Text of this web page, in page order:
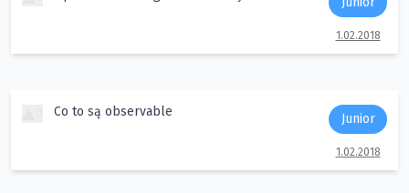
1.02.2018
Co to są observable Junior
1.02.2018